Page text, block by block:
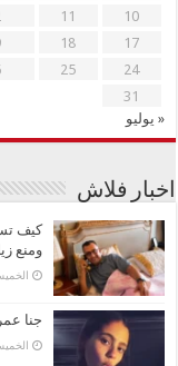
10
11
17
18
24
25
31
« يوليو
اخبار فلاش
كيف
ومنع
الخميس , 6
جنا
الخميس , 6